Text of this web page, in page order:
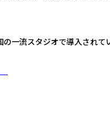
一流スタジオで導入されて